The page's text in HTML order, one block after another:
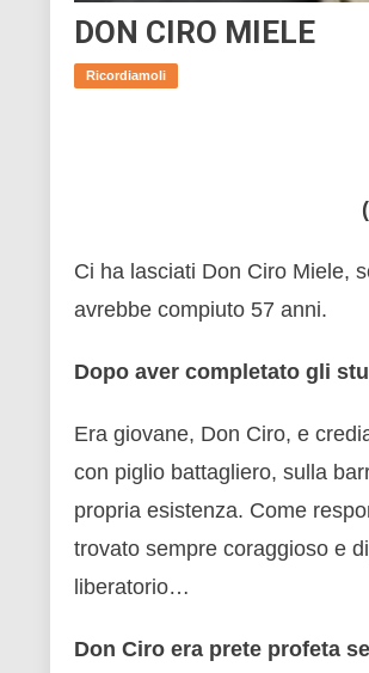
DON CIRO MIELE
Ricordiamoli
Ci ha lasciati Don Ciro Miele,
avrebbe compiuto 57 anni.
Dopo aver completato gli
Era giovane, Don Ciro, e
con piglio battagliero, sulla
propria esistenza. Come
trovato sempre coraggioso e
liberatorio…
Don Ciro era prete profeta